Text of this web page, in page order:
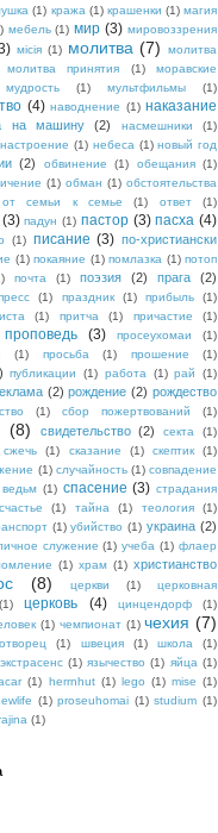
(1) кража (1) крашенки (1) магия
мебель (1) мир (3) мировоззрения
місія (1) молитва (7)
молитва
молитва принятия (1)
моравские
мудрость (1) мультфильмы (1)
(4) наводнение (1) наказание
на машину (2) насмешники
(1)
настроение (1) небеса (1) новый год
(2) обвинение (1) обещания (1)
(1) обман (1) обстоятельства
от семьи к семье (1) ответ (1)
(3) падун (1) пастор (3) пасха (4)
(1) писание (3) по-христиански
(1) покаяние (1) помлазка (1) потоп
почта (1) поэзия (2) прага (2)
(1) праздник (1) прибыль
(1)
(1) притча (1) причастие
(1)
проповедь (3) просеухомаи
(1)
(1) просьба (1) прошение (1)
публикации (1) работа (1) рай
(1)
(2) рождение (2) рождество
(1) сбор пожертвований (1)
(8) свидетельство (2) секта
(1)
сжечь (1) сказание (1) скептик
(1)
(1) случайность (1) совпадение
(1) спасение (3) страдания
счастье (1) тайна (1) теология
(1)
(1) убийство (1) украина (2)
служение (1) учеба (1) флаер
(1) храм (1) христианство
(8) церкви (1)
церковная
(1) церковь (4) цинцендорф
(1)
(1) чемпионат (1) чехия (7)
(1) швеция (1) школа
(1)
экстрасенс (1) язычество (1) яйца (1)
(1) herrnhut (1) lego (1) mise (1)
(1) proseuhomai (1) studium (1)
(1)